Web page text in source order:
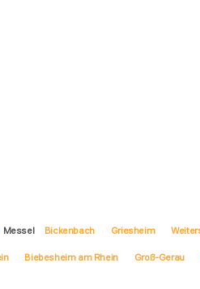
Messel Bickenbach Griesheim
Biebesheim am Rhein Groß-Gerau